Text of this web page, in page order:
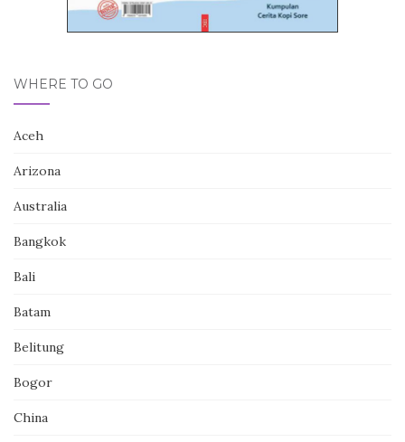
WHERE TO GO
Aceh
Arizona
Australia
Bangkok
Bali
Batam
Belitung
Bogor
China